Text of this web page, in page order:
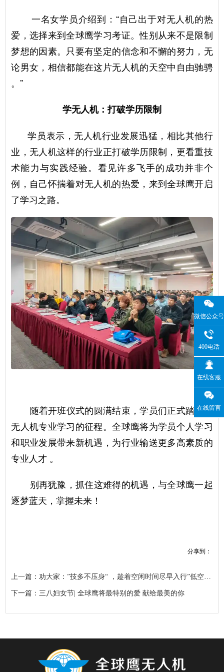
一名女学员介绍到：“自己出于对无人机的热
爱，选择来到全球鹰学习考证。性别从来不是限制
梦想的因素。只要有坚定的信念和不懈的努力，无
论男女，相信都能在这片无人机的天空中自由驰骋
。”
学无人机：打破学历限制
学员表示，无人机行业发展迅猛，相比其他行
业，无人机这样的行业正打破学历限制，更看重技
术能力与实践经验。看见许多飞手的成功并非个
例，自己怀揣着对无人机的热爱，来到全球鹰开启
了学习之路。
随着开班仪式的圆满结束，学员们正式踏上了
无人机专业学习的征程。全球鹰将为学员个人学习
和职业发展带来新机遇，为行业输送更多高素质的
专业人才 。
别再犹豫，抓住这难得的机遇，与全球鹰一起
逐梦蓝天，掌握未来！
分享到：
上一篇：劝大家：”技多不压身“ ，趁着空闲时间尽早入行”低空经济“| 全球鹰第240期无人机考证开班仪式
下一篇：三八妇女节| 全球鹰将最特别的爱 献给最美的你
微信公众号
400电话
在线客服
在线留言